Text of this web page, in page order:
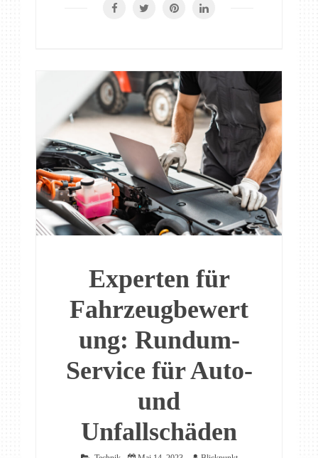
Experten für
Fahrzeugbewert
ung: Rundum-
Service für Auto-
und
Unfallschäden